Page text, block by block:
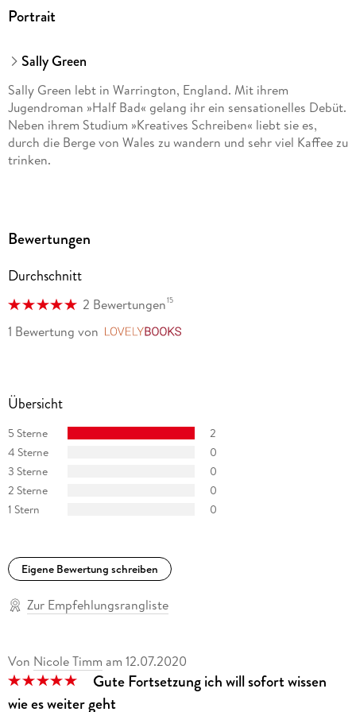
Portrait
Sally Green
Sally Green lebt in Warrington, England. Mit ihrem
Jugendroman »Half Bad« gelang ihr ein sensationelles Debüt.
Neben ihrem Studium »Kreatives Schreiben« liebt sie es,
durch die Berge von Wales zu wandern und sehr viel Kaffee zu
trinken.
Bewertungen
Durchschnitt
2 Bewertungen15
1 Bewertung von
Übersicht
5 Sterne
2
4 Sterne
0
3 Sterne
0
2 Sterne
0
1 Stern
0
Eigene Bewertung schreiben
Zur Empfehlungsrangliste
Von Nicole Timm am 12.07.2020
Gute Fortsetzung ich will sofort wissen
wie es weiter geht